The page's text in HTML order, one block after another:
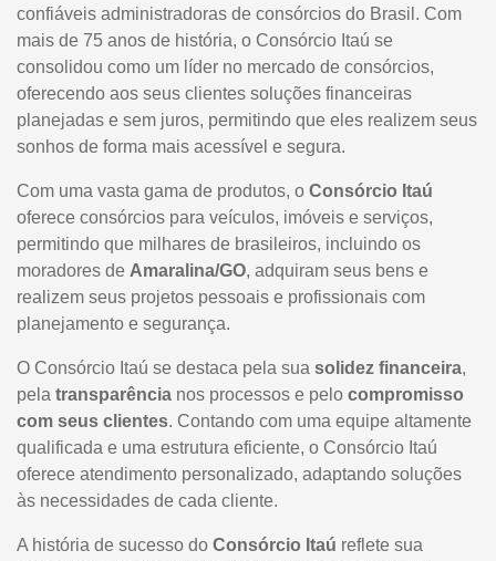
confiáveis administradoras de consórcios do Brasil. Com
mais de 75 anos de história, o Consórcio Itaú se
consolidou como um líder no mercado de consórcios,
oferecendo aos seus clientes soluções financeiras
planejadas e sem juros, permitindo que eles realizem seus
sonhos de forma mais acessível e segura.
Com uma vasta gama de produtos, o Consórcio Itaú
oferece consórcios para veículos, imóveis e serviços,
permitindo que milhares de brasileiros, incluindo os
moradores de Amaralina/GO, adquiram seus bens e
realizem seus projetos pessoais e profissionais com
planejamento e segurança.
O Consórcio Itaú se destaca pela sua solidez financeira,
pela transparência nos processos e pelo compromisso
com seus clientes. Contando com uma equipe altamente
qualificada e uma estrutura eficiente, o Consórcio Itaú
oferece atendimento personalizado, adaptando soluções
às necessidades de cada cliente.
A história de sucesso do Consórcio Itaú reflete sua